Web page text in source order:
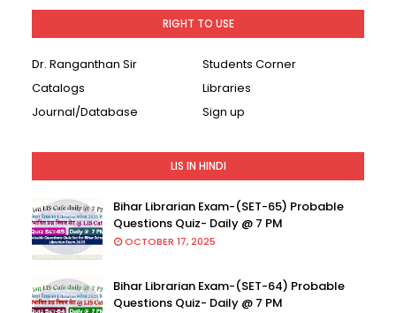
RIGHT TO USE
Dr. Ranganthan Sir
Students Corner
Catalogs
Libraries
Journal/Database
Sign up
LIS IN HINDI
Bihar Librarian Exam-(SET-65) Probable
Questions Quiz- Daily @ 7 PM
OCTOBER 17, 2025
Bihar Librarian Exam-(SET-64) Probable
Questions Quiz- Daily @ 7 PM